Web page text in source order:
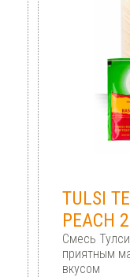
TULSI
PEACH
Cмесь
приятным
вкусом